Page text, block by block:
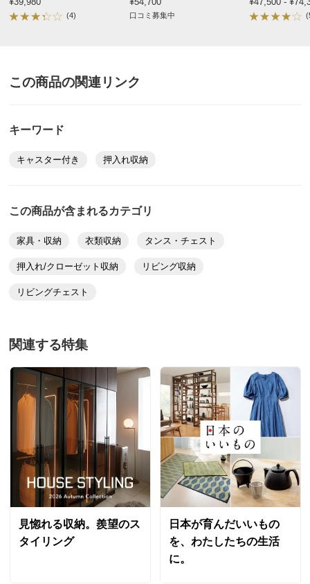
(4) 口コミ募集中
この商品の関連リンク
キーワード
キャスター付き 押入れ収納
この商品が含まれるカテゴリ
家具・収納 衣類収納 タンス・チェスト
押入れ/クローゼット収納 リビング収納
リビングチェスト
関連する特集
見惚れる収納。羨望のス
タイリング
日本が育んだいいもの
を、わたしたちの生活
に。